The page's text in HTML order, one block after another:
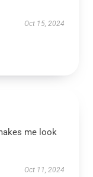
Oct 15, 2024
me look
Oct 11, 2024